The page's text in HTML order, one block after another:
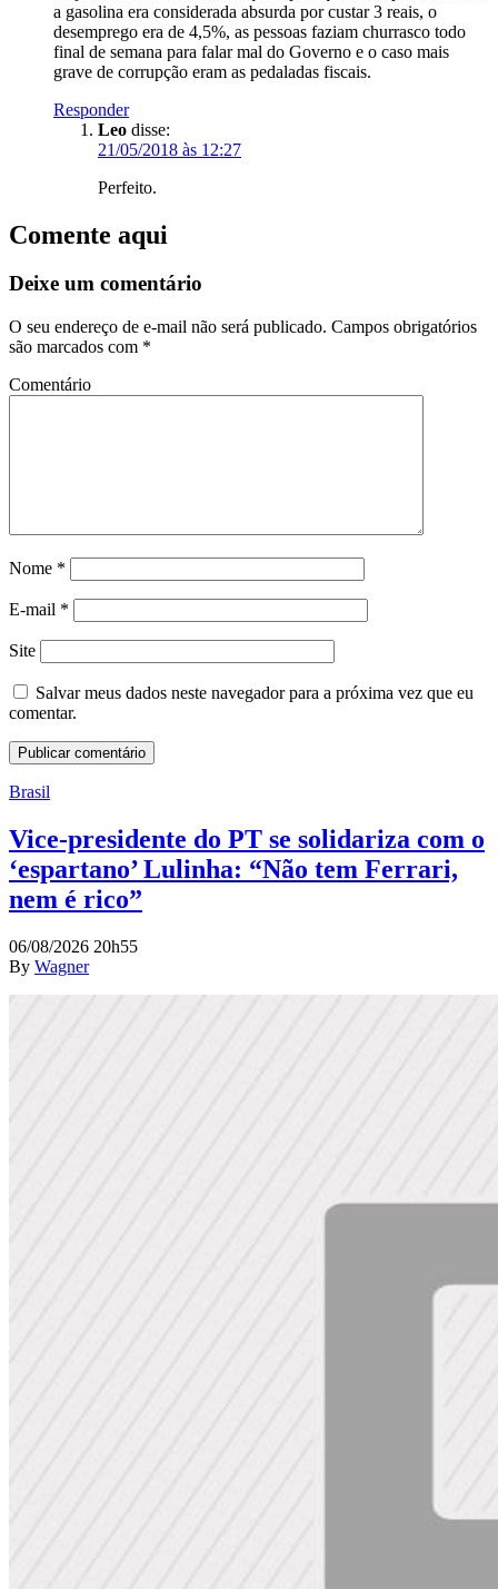
a gasolina era considerada absurda por custar 3 reais, o
desemprego era de 4,5%, as pessoas faziam churrasco todo
final de semana para falar mal do Governo e o caso mais
grave de corrupção eram as pedaladas fiscais.
Responder
Leo disse:
21/05/2018 às 12:27
Perfeito.
Comente aqui
Deixe um comentário
O seu endereço de e-mail não será publicado. Campos obrigatórios
são marcados com *
Comentário
Nome *
E-mail *
Site
Salvar meus dados neste navegador para a próxima vez que eu
comentar.
Brasil
Vice-presidente do PT se solidariza com o
‘espartano’ Lulinha: “Não tem Ferrari,
nem é rico”
06/08/2026 20h55
By Wagner